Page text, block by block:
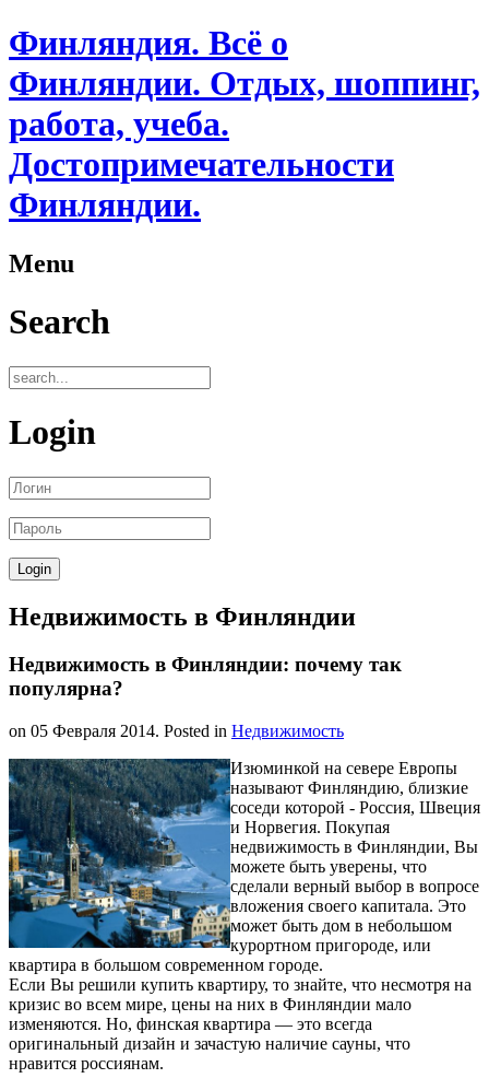
Финляндия. Всё о
Финляндии. Отдых, шоппинг,
работа, учеба.
Достопримечательности
Финляндии.
Menu
Search
Login
Недвижимость в Финляндии
Недвижимость в Финляндии: почему так
популярна?
on 05 Февраля 2014. Posted in Недвижимость
Изюминкой на севере Европы
называют Финляндию, близкие
соседи которой - Россия, Швеция
и Норвегия. Покупая
недвижимость в Финляндии, Вы
можете быть уверены, что
сделали верный выбор в вопросе
вложения своего капитала. Это
может быть дом в небольшом
курортном пригороде, или
квартира в большом современном городе.
Если Вы решили купить квартиру, то знайте, что несмотря на
кризис во всем мире, цены на них в Финляндии мало
изменяются. Но, финская квартира — это всегда
оригинальный дизайн и зачастую наличие сауны, что
нравится россиянам.